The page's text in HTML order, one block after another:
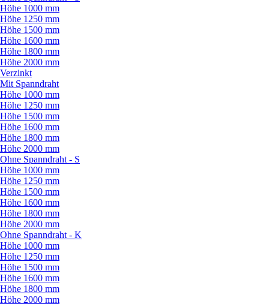
Höhe 1000 mm
Höhe 1250 mm
Höhe 1500 mm
Höhe 1600 mm
Höhe 1800 mm
Höhe 2000 mm
Verzinkt
Mit Spanndraht
Höhe 1000 mm
Höhe 1250 mm
Höhe 1500 mm
Höhe 1600 mm
Höhe 1800 mm
Höhe 2000 mm
Ohne Spanndraht - S
Höhe 1000 mm
Höhe 1250 mm
Höhe 1500 mm
Höhe 1600 mm
Höhe 1800 mm
Höhe 2000 mm
Ohne Spanndraht - K
Höhe 1000 mm
Höhe 1250 mm
Höhe 1500 mm
Höhe 1600 mm
Höhe 1800 mm
Höhe 2000 mm